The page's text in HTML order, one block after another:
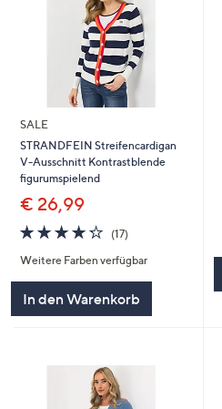
SALE
STRANDFEIN Streifencardigan
V-Ausschnitt Kontrastblende
figurumspielend
€ 26,99
4.2
von
5
(17)17
Weitere Farben verfügbar
In den Warenkorb